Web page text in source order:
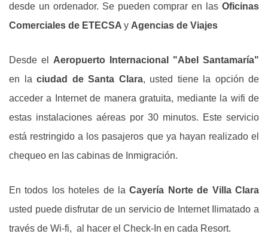
desde un ordenador. Se pueden comprar en las Oficinas
Comerciales de ETECSA y Agencias de Viajes
Desde el Aeropuerto Internacional "Abel Santamaría"
en la ciudad de Santa Clara, usted tiene
la opción de
acceder a Internet de manera gratuita, mediante la wifi de
estas instalaciones aéreas por 30 minutos. Este servicio
está restringido a los pasajeros que ya hayan realizado el
chequeo en las cabinas de Inmigración.
En todos los hoteles de laCayería Norte de Villa Clara
usted puede disfrutar de un servicio de Internet Ilimatado a
través de Wi-fi, al hacer el Check-In en cada Resort.